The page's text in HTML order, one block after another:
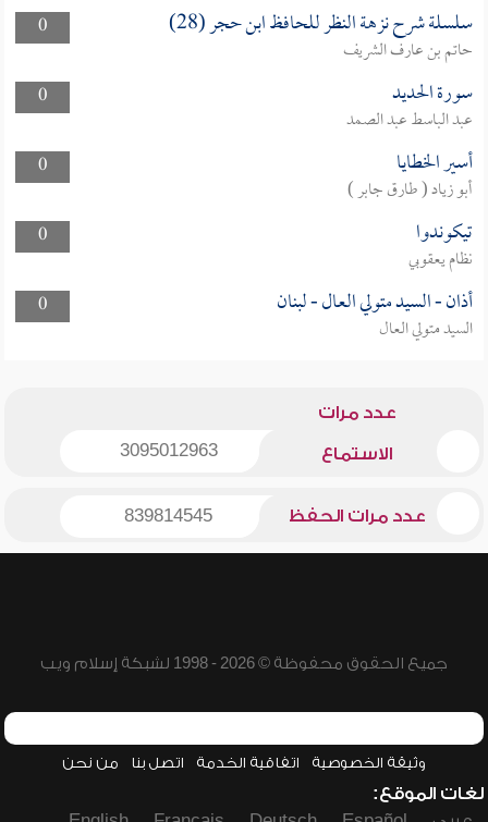
0
سلسلة شرح نزهة النظر للحافظ ابن حجر (28)
حاتم بن عارف الشريف
0
سورة الحديد
عبد الباسط عبد الصمد
0
أسير الخطايا
أبو زياد ( طارق جابر )
0
تيكوندوا
نظام يعقوبي
0
أذان - السيد متولي العال - لبنان
السيد متولي العال
عدد مرات
الاستماع 3095012963
عدد مرات الحفظ 839814545
جميع الحقوق محفوظة © 2026 - 1998 لشبكة إسلام ويب
وثيقة الخصوصية اتفاقية الخدمة اتصل بنا من نحن
لغات الموقع: